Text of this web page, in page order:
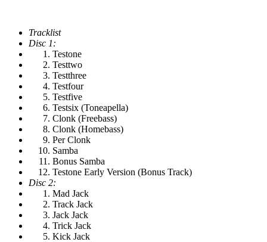
Tracklist
Disc 1:
Testone
Testtwo
Testthree
Testfour
Testfive
Testsix (Toneapella)
Clonk (Freebass)
Clonk (Homebass)
Per Clonk
Samba
Bonus Samba
Testone Early Version (Bonus Track)
Disc 2:
Mad Jack
Track Jack
Jack Jack
Trick Jack
Kick Jack